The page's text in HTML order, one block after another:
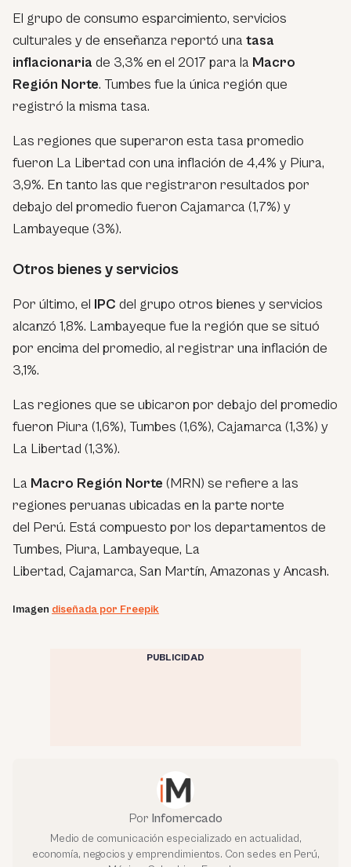
El grupo de consumo esparcimiento, servicios
culturales y de enseñanza reportó una tasa
inflacionaria de 3,3% en el 2017 para la Macro
Región Norte. Tumbes fue la única región que
registró la misma tasa.
Las regiones que superaron esta tasa promedio
fueron La Libertad con una inflación de 4,4% y Piura,
3,9%. En tanto las que registraron resultados por
debajo del promedio fueron Cajamarca (1,7%) y
Lambayeque (3%).
Otros bienes y servicios
Por último, el IPC del grupo otros bienes y servicios
alcanzó 1,8%. Lambayeque fue la región que se situó
por encima del promedio, al registrar una inflación de
3,1%.
Las regiones que se ubicaron por debajo del promedio
fueron Piura (1,6%), Tumbes (1,6%), Cajamarca (1,3%) y
La Libertad (1,3%).
La Macro Región Norte (MRN) se refiere a las
regiones peruanas ubicadas en la parte norte
del Perú. Está compuesto por los departamentos de
Tumbes, Piura, Lambayeque, La
Libertad, Cajamarca, San Martín, Amazonas y Ancash.
Imagen diseñada por Freepik
PUBLICIDAD
Por Infomercado
Medio de comunicación especializado en actualidad,
economía, negocios y emprendimientos. Con sedes en Perú,